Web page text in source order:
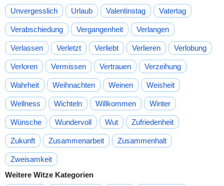
Unvergesslich Urlaub Valentinstag Vatertag
Verabschiedung Vergangenheit Verlangen
Verlassen Verletzt Verliebt Verlieren Verlobung
Verloren Vermissen Vertrauen Verzeihung
Wahrheit Weihnachten Weinen Weisheit
Wellness Wichteln Willkommen Winter
Wünsche Wundervoll Wut Zufriedenheit
Zukunft Zusammenarbeit Zusammenhalt
Zweisamkeit
Weitere Witze Kategorien